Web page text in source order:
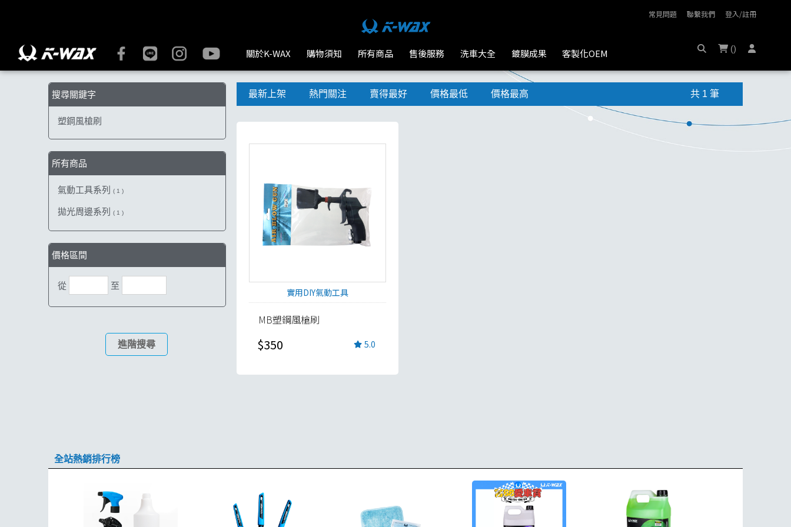
常見問題 聯繫我們 登入/註冊
()
關於K-WAX 購物須知 所有商品 售後服務 洗車大全 鍍膜成果 客製化OEM
搜尋關鍵字
塑鋼風槍刷
所有商品
氣動工具系列 ( 1 )
拋光周邊系列 ( 1 )
價格區間
從 至
進階搜尋
最新上架 熱門關注 賣得最好 價格最低 價格最高 共 1 筆
實用DIY氣動工具
MB塑鋼風槍刷
$350 5.0
全站熱銷排行榜